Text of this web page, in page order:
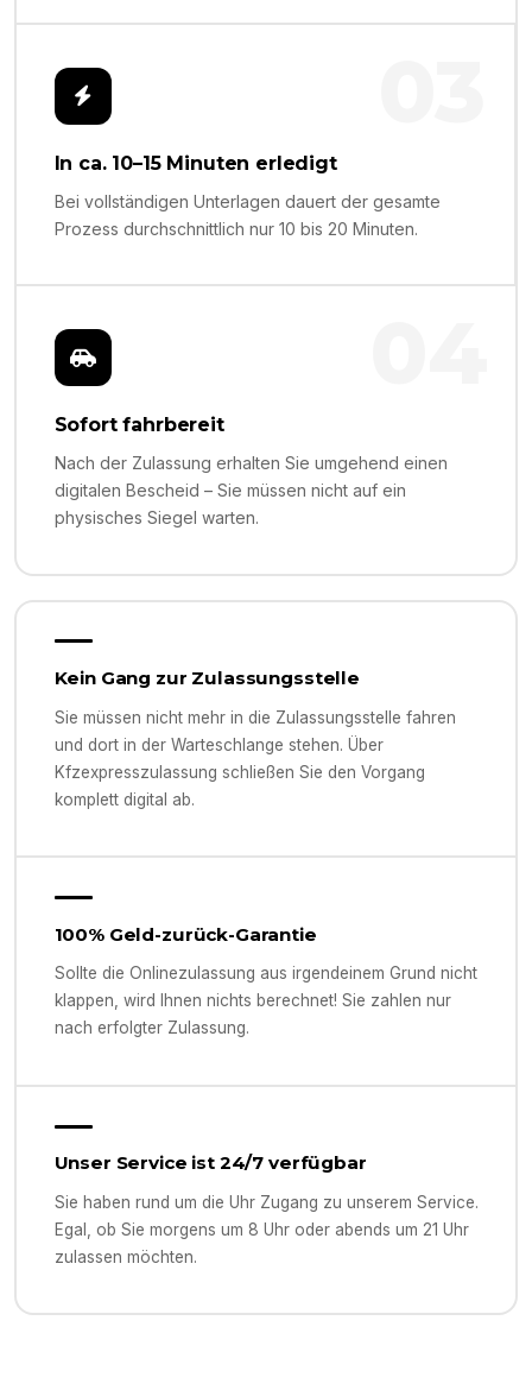
In ca. 10–15 Minuten erledigt
Bei vollständigen Unterlagen dauert der gesamte
Prozess durchschnittlich nur 10 bis 20 Minuten.
Sofort fahrbereit
Nach der Zulassung erhalten Sie umgehend einen
digitalen Bescheid – Sie müssen nicht auf ein
physisches Siegel warten.
Kein Gang zur Zulassungsstelle
Sie müssen nicht mehr in die Zulassungsstelle fahren
und dort in der Warteschlange stehen. Über
Kfzexpresszulassung schließen Sie den Vorgang
komplett digital ab.
100% Geld-zurück-Garantie
Sollte die Onlinezulassung aus irgendeinem Grund nicht
klappen, wird Ihnen nichts berechnet! Sie zahlen nur
nach erfolgter Zulassung.
Unser Service ist 24/7 verfügbar
Sie haben rund um die Uhr Zugang zu unserem Service.
Egal, ob Sie morgens um 8 Uhr oder abends um 21 Uhr
zulassen möchten.